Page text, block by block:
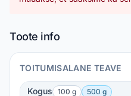
Toote info
TOITUMISALANE TEAVE
Kogus 100 g 500 g